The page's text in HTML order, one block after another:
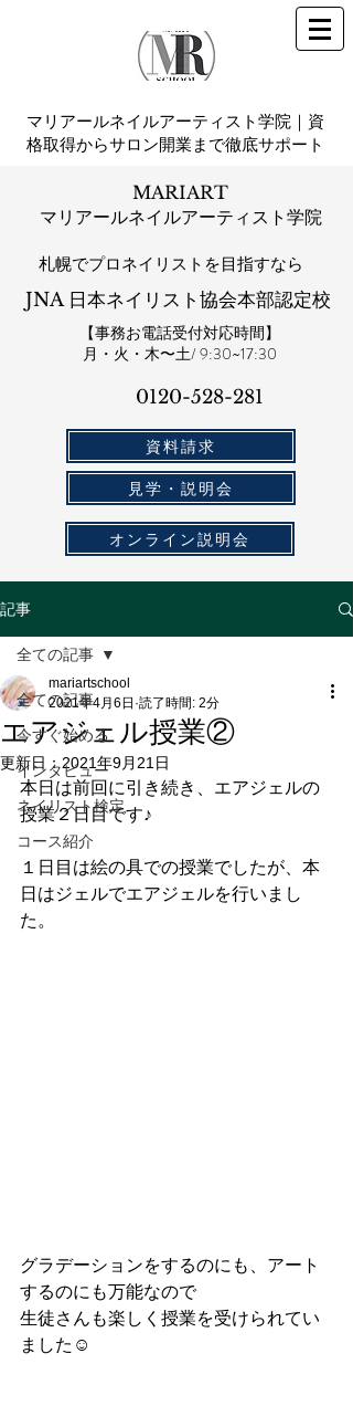
マリアールネイルアーティスト学院｜資
格取得からサロン開業まで徹底サポート
MARIART
マリアールネイルアーティスト学院
札幌​でプロネイリストを目指すなら
JNA 日本ネイリスト協会本部認定校
【事務お電話受付対応時間】
​月・火・木〜土/ 9:30~17:30
0120-528-281​
資料請求
見学・説明会
オンライン説明会
記事
全ての記事
今すぐ始める
インタビュー
ネイリスト検定
コース紹介
全ての記事
エアジェル授業②
mariartschool
2021年4月6日 読了時間: 2分
更新日：2021年9月21日
本日は前回に引き続き、エアジェルの
授業２日目です♪
１日目は絵の具での授業でしたが、本
日はジェルでエアジェルを行いまし
た。
グラデーションをするのにも、アート
するのにも万能なので
生徒さんも楽しく授業を受けられてい
ました☺